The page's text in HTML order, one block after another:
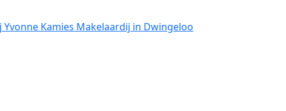
Kamies Makelaardij in Dwingeloo